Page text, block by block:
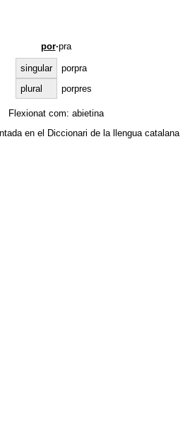
por·pra
singular
porpra
plural
porpres
Flexionat com: abietina
en el
Diccionari de la llengua catalana